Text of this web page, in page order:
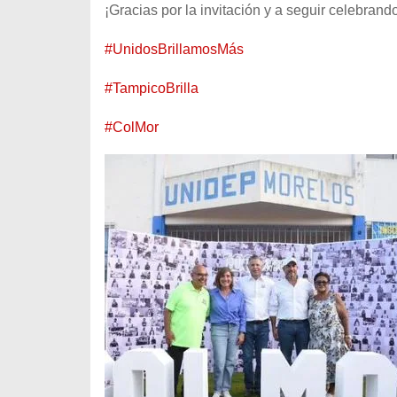
¡Gracias por la invitación y a seguir
#UnidosBrillamosMás
#TampicoBrilla
#ColMor